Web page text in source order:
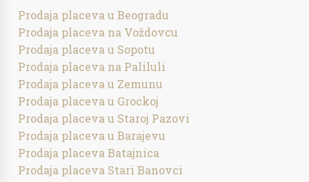
Prodaja placeva u Beogradu
Prodaja placeva na Voždovcu
Prodaja placeva u Sopotu
Prodaja placeva na Paliluli
Prodaja placeva u Zemunu
Prodaja placeva u Grockoj
Prodaja placeva u Staroj Pazovi
Prodaja placeva u Barajevu
Prodaja placeva Batajnica
Prodaja placeva Stari Banovci